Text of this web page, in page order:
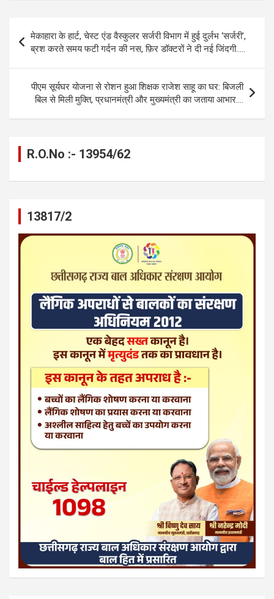
ce
o
o
k
se
g
er
at
A
p
p
e
gr
a
m
ail py
Li
n
k
ar
e
Post
navigation
मेकाहारा के हार्ट, चेस्ट एंड वैस्कुलर सर्जरी विभाग में हुई दुर्लभ ‘सर्जरी’,
ब्रश करते समय फटी गर्दन की नस, फ़िर डॉक्टरों ने दी नई जिंदगी…..
पीएम सूर्यघर योजना से रोशन हुआ शिक्षक राजेश साहू का घर: बिजली
बिल से मिली मुक्ति, प्रधानमंत्री और मुख्यमंत्री का जताया आभार….
R.O.No :- 13954/62
13817/2